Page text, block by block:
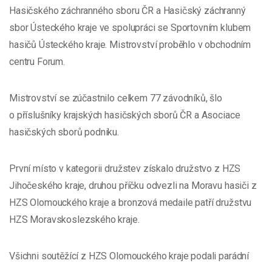
Hasičského záchranného sboru ČR a Hasičský záchranný
sbor Ústeckého kraje ve spolupráci se Sportovním klubem
hasičů Ústeckého kraje. Mistrovství proběhlo v obchodním
centru Forum.
Mistrovství se zúčastnilo celkem 77 závodníků, šlo
o příslušníky krajských hasičských sborů ČR a Asociace
hasičských sborů podniku.
První místo v kategorii družstev získalo družstvo z HZS
Jihočeského kraje, druhou příčku odvezli na Moravu hasiči z
HZS Olomouckého kraje a bronzová medaile patří družstvu
HZS Moravskoslezského kraje.
Všichni soutěžící z HZS Olomouckého kraje podali parádní